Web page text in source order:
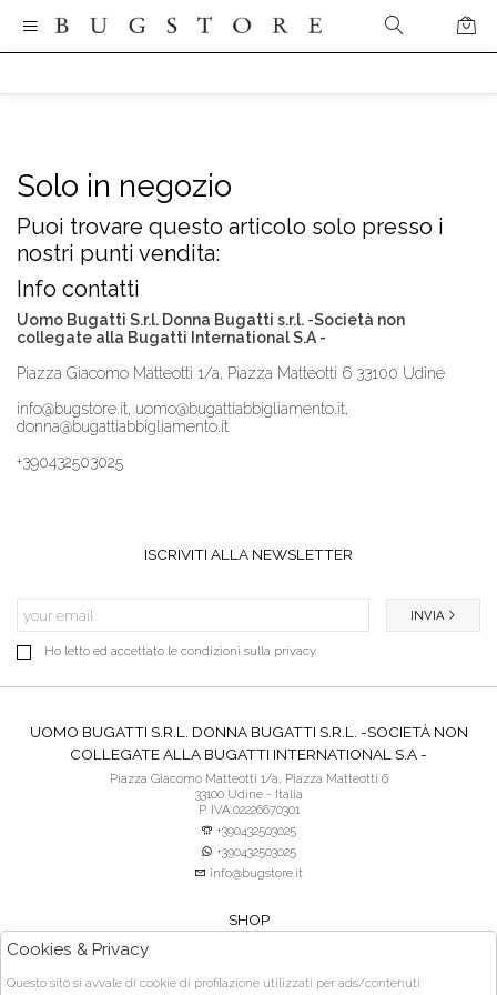
Solo in negozio
Puoi trovare questo articolo solo presso i
nostri punti vendita:
Info contatti
Uomo Bugatti S.r.l. Donna Bugatti s.r.l. -Società non
collegate alla Bugatti International S.A -
Piazza Giacomo Matteotti 1/a, Piazza Matteotti 6 33100 Udine
info@bugstore.it, uomo@bugattiabbigliamento.it,
donna@bugattiabbigliamento.it
+390432503025
ISCRIVITI ALLA NEWSLETTER
Ho letto ed accettato le condizioni sulla privacy.
INVIA
UOMO BUGATTI S.R.L. DONNA BUGATTI S.R.L. -SOCIETÀ NON
COLLEGATE ALLA BUGATTI INTERNATIONAL S.A -
Piazza Giacomo Matteotti 1/a, Piazza Matteotti 6
33100 Udine - Italia
P. IVA:02226670301
+390432503025
+390432503025
info@bugstore.it
SHOP
ACQUISTO SICURO
Cookies & Privacy
Questo sito si avvale di cookie di profilazione utilizzati per ads/contenuti